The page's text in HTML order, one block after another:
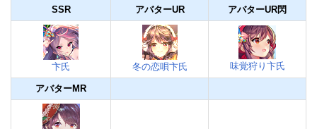
SSR アバターUR アバターUR閃
卞氏 冬の恋唄卞氏 味覚狩り卞氏
アバターMR